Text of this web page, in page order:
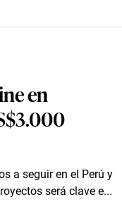
en
a seguir en el Perú y
será clave e...